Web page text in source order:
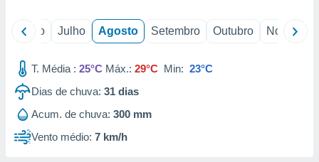
1199
Junho Julho Agosto Setembro Outubro Novembro
T. Média : 25°C Máx.: 29°C Min: 23°C
Dias de chuva: 31 dias
Acum. de chuva: 300 mm
Vento médio: 7 km/h